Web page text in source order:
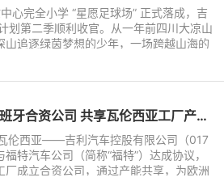
心完全小学 “星愿足球场” 正式落成，吉
划第二季顺利收官。从一年前四川大凉山
山追逐绿茵梦想的少年，一场跨越山海的
吉利汽车与福特成立西班牙合资公司 共享瓦伦西亚工厂产能进行本地化生产
伦西亚——吉利汽车控股有限公司（017
特汽车公司（简称“福特”）达成协议，
厂成立合资公司，通过产能共享，为欧洲